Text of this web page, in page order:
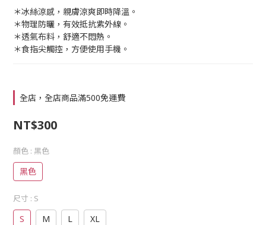
＊冰絲涼感，親膚涼爽即時降溫。
＊物理防曬，有效抵抗紫外線。
＊透氣布料，舒適不悶熱。
＊食指尖觸控，方便使用手機。
全店，全店商品滿500免運費
NT$300
顏色 : 黑色
黑色
尺寸 : S
S M L XL